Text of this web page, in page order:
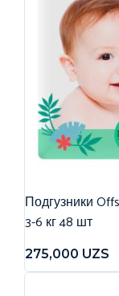
Подгузники
3-6 кг 48 шт
275,000 UZS